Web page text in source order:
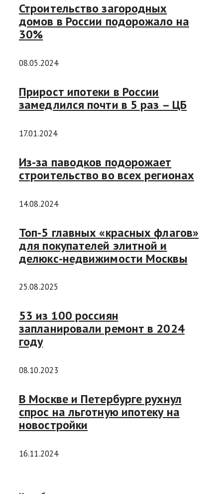
Строительство загородных
домов в России подорожало на
30%
08.05.2024
Прирост ипотеки в России
замедлился почти в 5 раз – ЦБ
17.01.2024
Из-за паводков подорожает
строительство во всех регионах
14.08.2024
Топ-5 главных «красных флагов»
для покупателей элитной и
делюкс-недвижимости Москвы
25.08.2025
53 из 100 россиян
запланировали ремонт в 2024
году
08.10.2023
В Москве и Петербурге рухнул
спрос на льготную ипотеку на
новостройки
16.11.2024